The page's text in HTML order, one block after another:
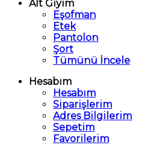
Alt Giyim
Eşofman
Etek
Pantolon
Şort
Tümünü İncele
Hesabım
Hesabım
Siparişlerim
Adres Bilgilerim
Sepetim
Favorilerim